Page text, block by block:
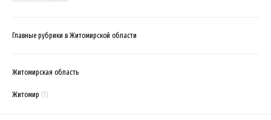
Главные рубрики в Житомирской области
Житомирская область
Житомир (1)